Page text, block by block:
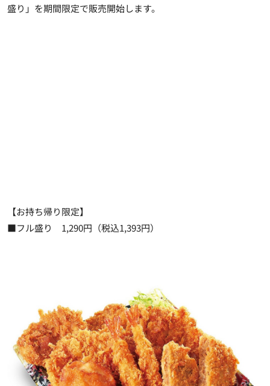
盛り」を期間限定で販売開始します。
【お持ち帰り限定】
■フル盛り 1,290円（税込1,393円）